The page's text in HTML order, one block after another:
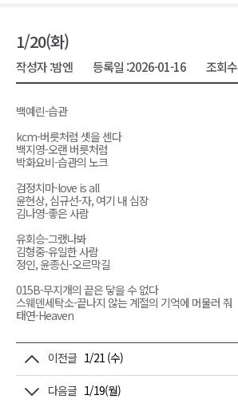
1/20(화)
작성자 :밤엔 등록일 :2026-01-16 조회
백예린-습관
kcm-버릇처럼 셋을 센다
백지영-오랜 버릇처럼
박화요비-습관의 노크
검정치마-love is all
윤현상, 심규선-자, 여기 내 심장
김나영-좋은 사람
유회승-그랬나봐
김형중-유일한 사람
정인, 윤종신-오르막길
015B-무지개의 끝은 닿을 수 없다
스웨덴세탁소-끝나지 않는 계절의 기억에 머물러 줘
태연-Heaven
이전글 1/21 (수)
다음글 1/19(월)